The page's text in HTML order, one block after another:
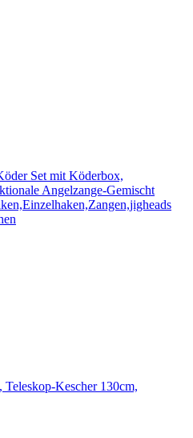
Set mit Köderbox,
Angelzange-Gemischt
Kescher 130cm,